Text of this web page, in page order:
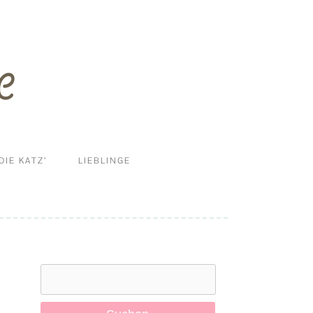
KATZ’
DIY
PFLEGE & REINIGUNG
LIEBLINGE
Suchen